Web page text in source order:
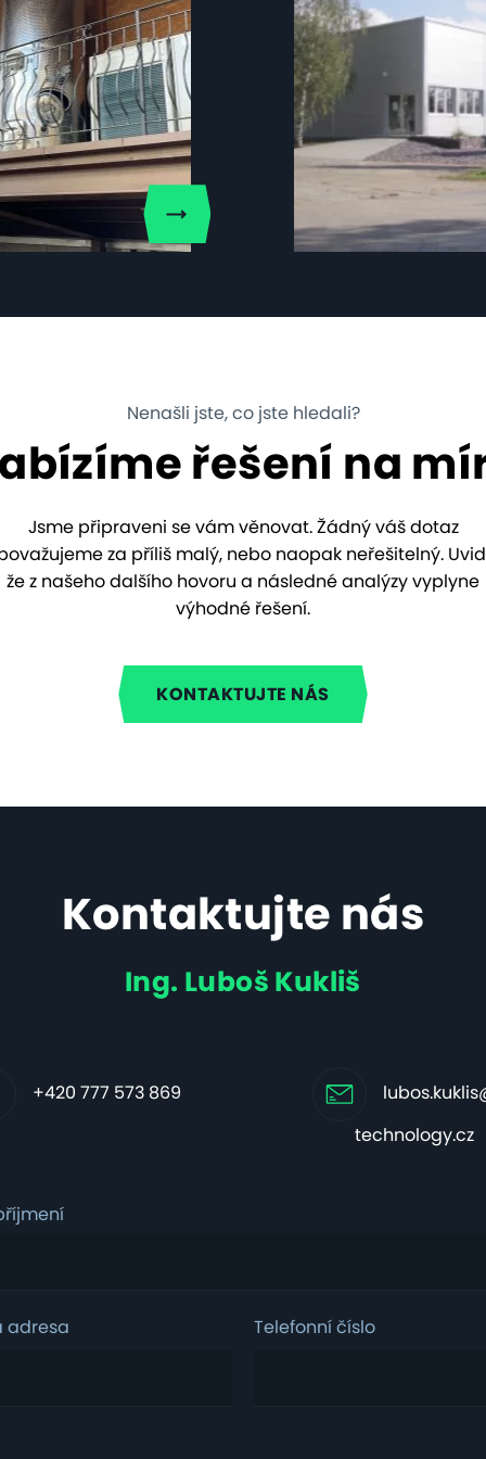
Nenašli jste, co jste hledali?
řešení na
Jsme připraveni se vám věnovat. Žádný váš dotaz
za příliš malý, nebo naopak neřešitelný.
že z našeho dalšího hovoru a následné analýzy vyplyne
výhodné řešení.
KONTAKTUJTE NÁS
Kontaktujte nás
Ing. Luboš Kukliš
+420 777 573 869
technology.cz
adresa Telefonní číslo